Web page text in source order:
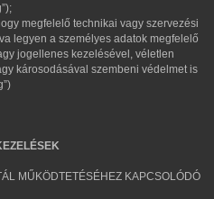
megfelelő technikai vagy szervezési
legyen a személyes adatok megfelelő
jogellenes kezelésével, véletlen
károsodásával szembeni védelmet is
MŰKÖDTETÉSÉHEZ KAPCSOLÓDÓ